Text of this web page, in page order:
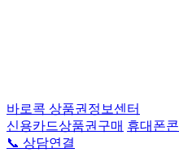
바로콕 상품권정보센터
신용카드상품권구매 휴대폰
📞 상담연결